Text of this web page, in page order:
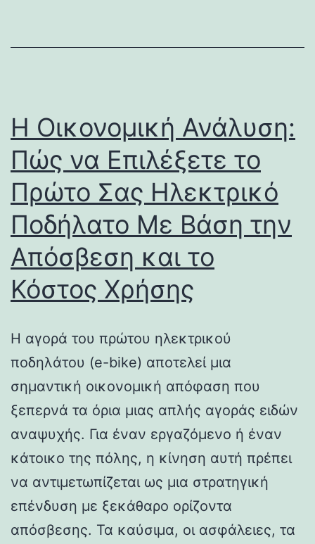
Η Οικονομική Ανάλυση:
Πώς να Επιλέξετε το
Πρώτο Σας Ηλεκτρικό
Ποδήλατο Με Βάση την
Απόσβεση και το
Κόστος Χρήσης
Η αγορά του πρώτου ηλεκτρικού
ποδηλάτου (e-bike) αποτελεί μια
σημαντική οικονομική απόφαση που
ξεπερνά τα όρια μιας απλής αγοράς ειδών
αναψυχής. Για έναν εργαζόμενο ή έναν
κάτοικο της πόλης, η κίνηση αυτή πρέπει
να αντιμετωπίζεται ως μια στρατηγική
επένδυση με ξεκάθαρο ορίζοντα
απόσβεσης. Τα καύσιμα, οι ασφάλειες, τα